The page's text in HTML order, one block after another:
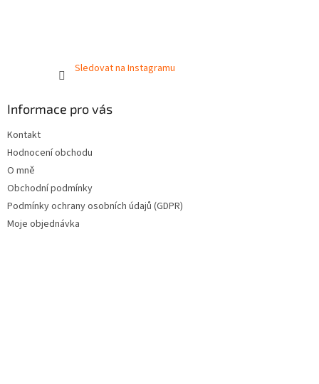
Sledovat na Instagramu
Informace pro vás
Kontakt
Hodnocení obchodu
O mně
Obchodní podmínky
Podmínky ochrany osobních údajů (GDPR)
Moje objednávka